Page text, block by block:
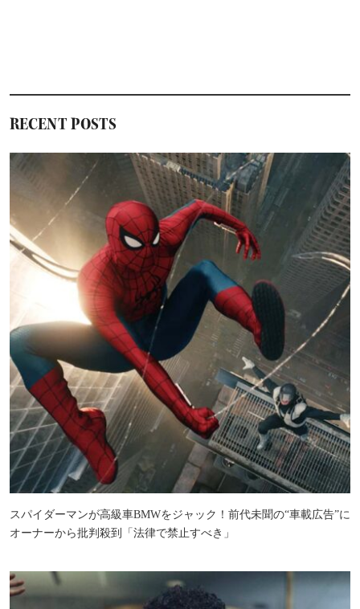
RECENT POSTS
スパイダーマンが高級車BMWをジャック！前代未聞の“車載広告”に
オーナーから批判殺到「法律で禁止すべき」